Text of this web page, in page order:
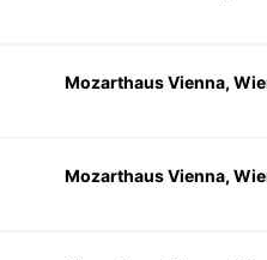
Mozarthaus Vienna,
Mozarthaus Vienna,